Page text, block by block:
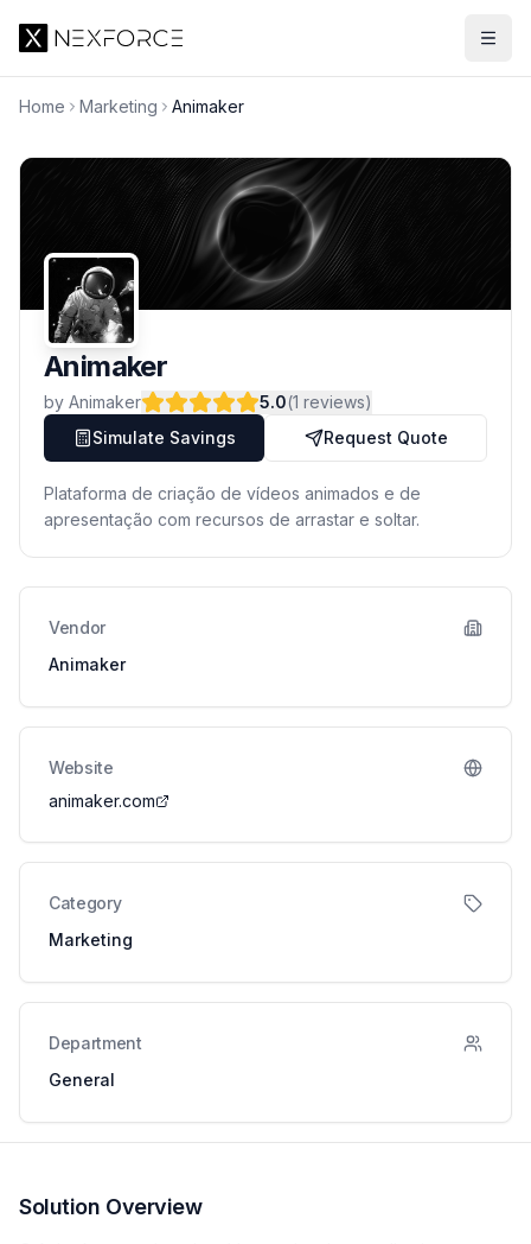
Home Marketing Animaker
Animaker
by Animaker 5.0(1 reviews)
Simulate Savings
Request Quote
Plataforma de criação de vídeos animados e de
apresentação com recursos de arrastar e soltar.
Vendor
Animaker
Website
animaker.com
Category
Marketing
Department
General
Solution Overview
Simulate Savings